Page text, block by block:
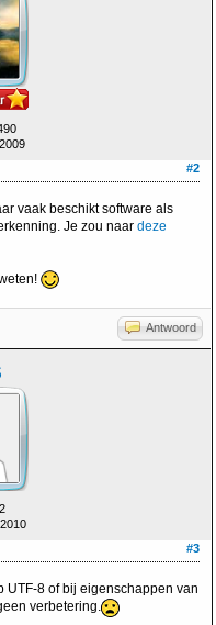
#2
vaak beschikt software als
Je zou naar deze
Antwoord
#3
UTF-8 of bij eigenschappen van
verbetering.